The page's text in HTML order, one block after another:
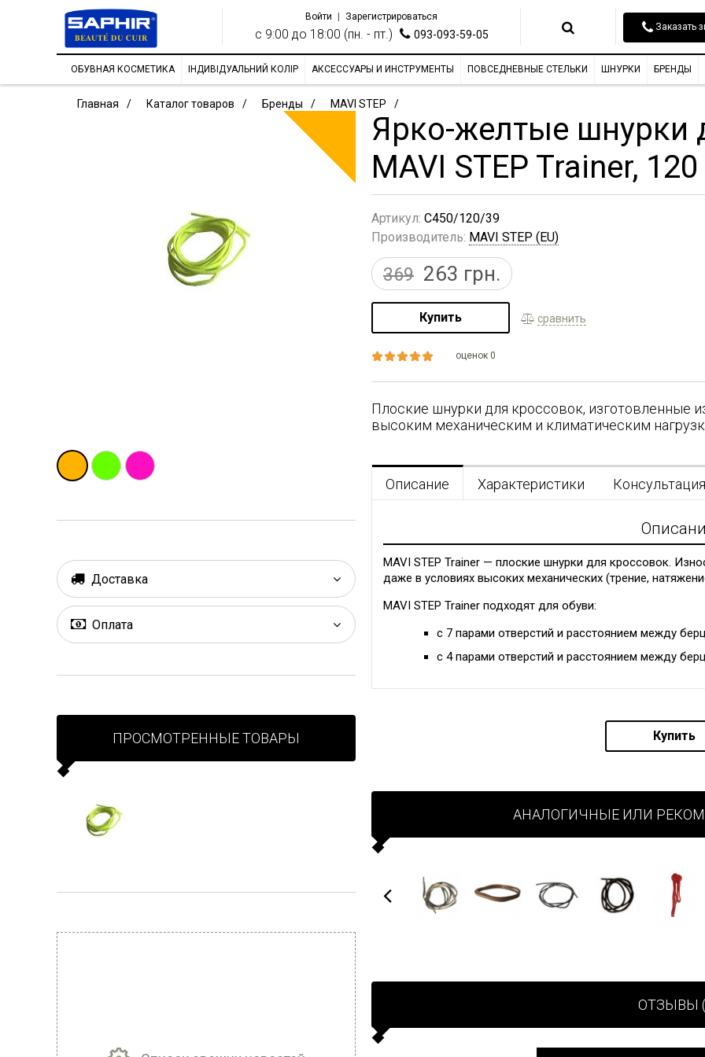
Войти Зарегистрироваться
с 9:00 до 18:00 (пн. - пт.) 093-093-59-05
Заказать
ОБУВНАЯ КОСМЕТИКА ІНДИВІДУАЛЬНИЙ КОЛІР АКСЕССУАРЫ И ИНСТРУМЕНТЫ ПОВСЕДНЕВНЫЕ СТЕЛЬКИ ШНУРКИ БРЕНДЫ
Главная Каталог товаров Бренды MAVI STEP
Ярко-желтые шнурки
MAVI STEP Trainer,
Артикул: C450/120/39
Производитель: MAVI STEP (EU)
369 263 грн.
Купить сравнить
оценок 0
Плоские шнурки для кроссовок, изготовленные
высоким механическим и климатическим
Описание Характеристики Консультация
MAVI STEP Trainer — плоские шнурки для кроссовок.
даже в условиях высоких механических (трение,
MAVI STEP Trainer подходят для обуви:
с 7 парами отверстий и расстоянием между
с 4 парами отверстий и расстоянием между
Купить
АНАЛОГИЧНЫЕ ИЛИ
ОТЗЫВЫ
Доставка
Оплата
ПРОСМОТРЕННЫЕ ТОВАРЫ